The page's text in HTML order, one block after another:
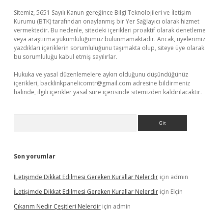
Sitemiz, 5651 Sayılı Kanun gereğince Bilgi Teknolojileri ve İletişim
Kurumu (BTK) tarafından onaylanmış bir Yer Sağlayıcı olarak hizmet
vermektedir. Bu nedenle, sitedeki içerikleri proaktif olarak denetleme
veya araştırma yükümlülüğümüz bulunmamaktadır. Ancak, üyelerimiz
yazdıkları içeriklerin sorumluluğunu taşımakta olup, siteye üye olarak
bu sorumluluğu kabul etmiş sayılırlar.
Hukuka ve yasal düzenlemelere aykırı olduğunu düşündüğünüz
içerikleri, backlinkpanelicomtr@gmail.com adresine bildirmeniz
halinde, ilgili içerikler yasal süre içerisinde sitemizden kaldırılacaktır.
Son yorumlar
İLetişimde Dikkat Edilmesi Gereken Kurallar Nelerdir için admin
İLetişimde Dikkat Edilmesi Gereken Kurallar Nelerdir için Elçin
Çıkarım Nedir Çeşitleri Nelerdir için admin